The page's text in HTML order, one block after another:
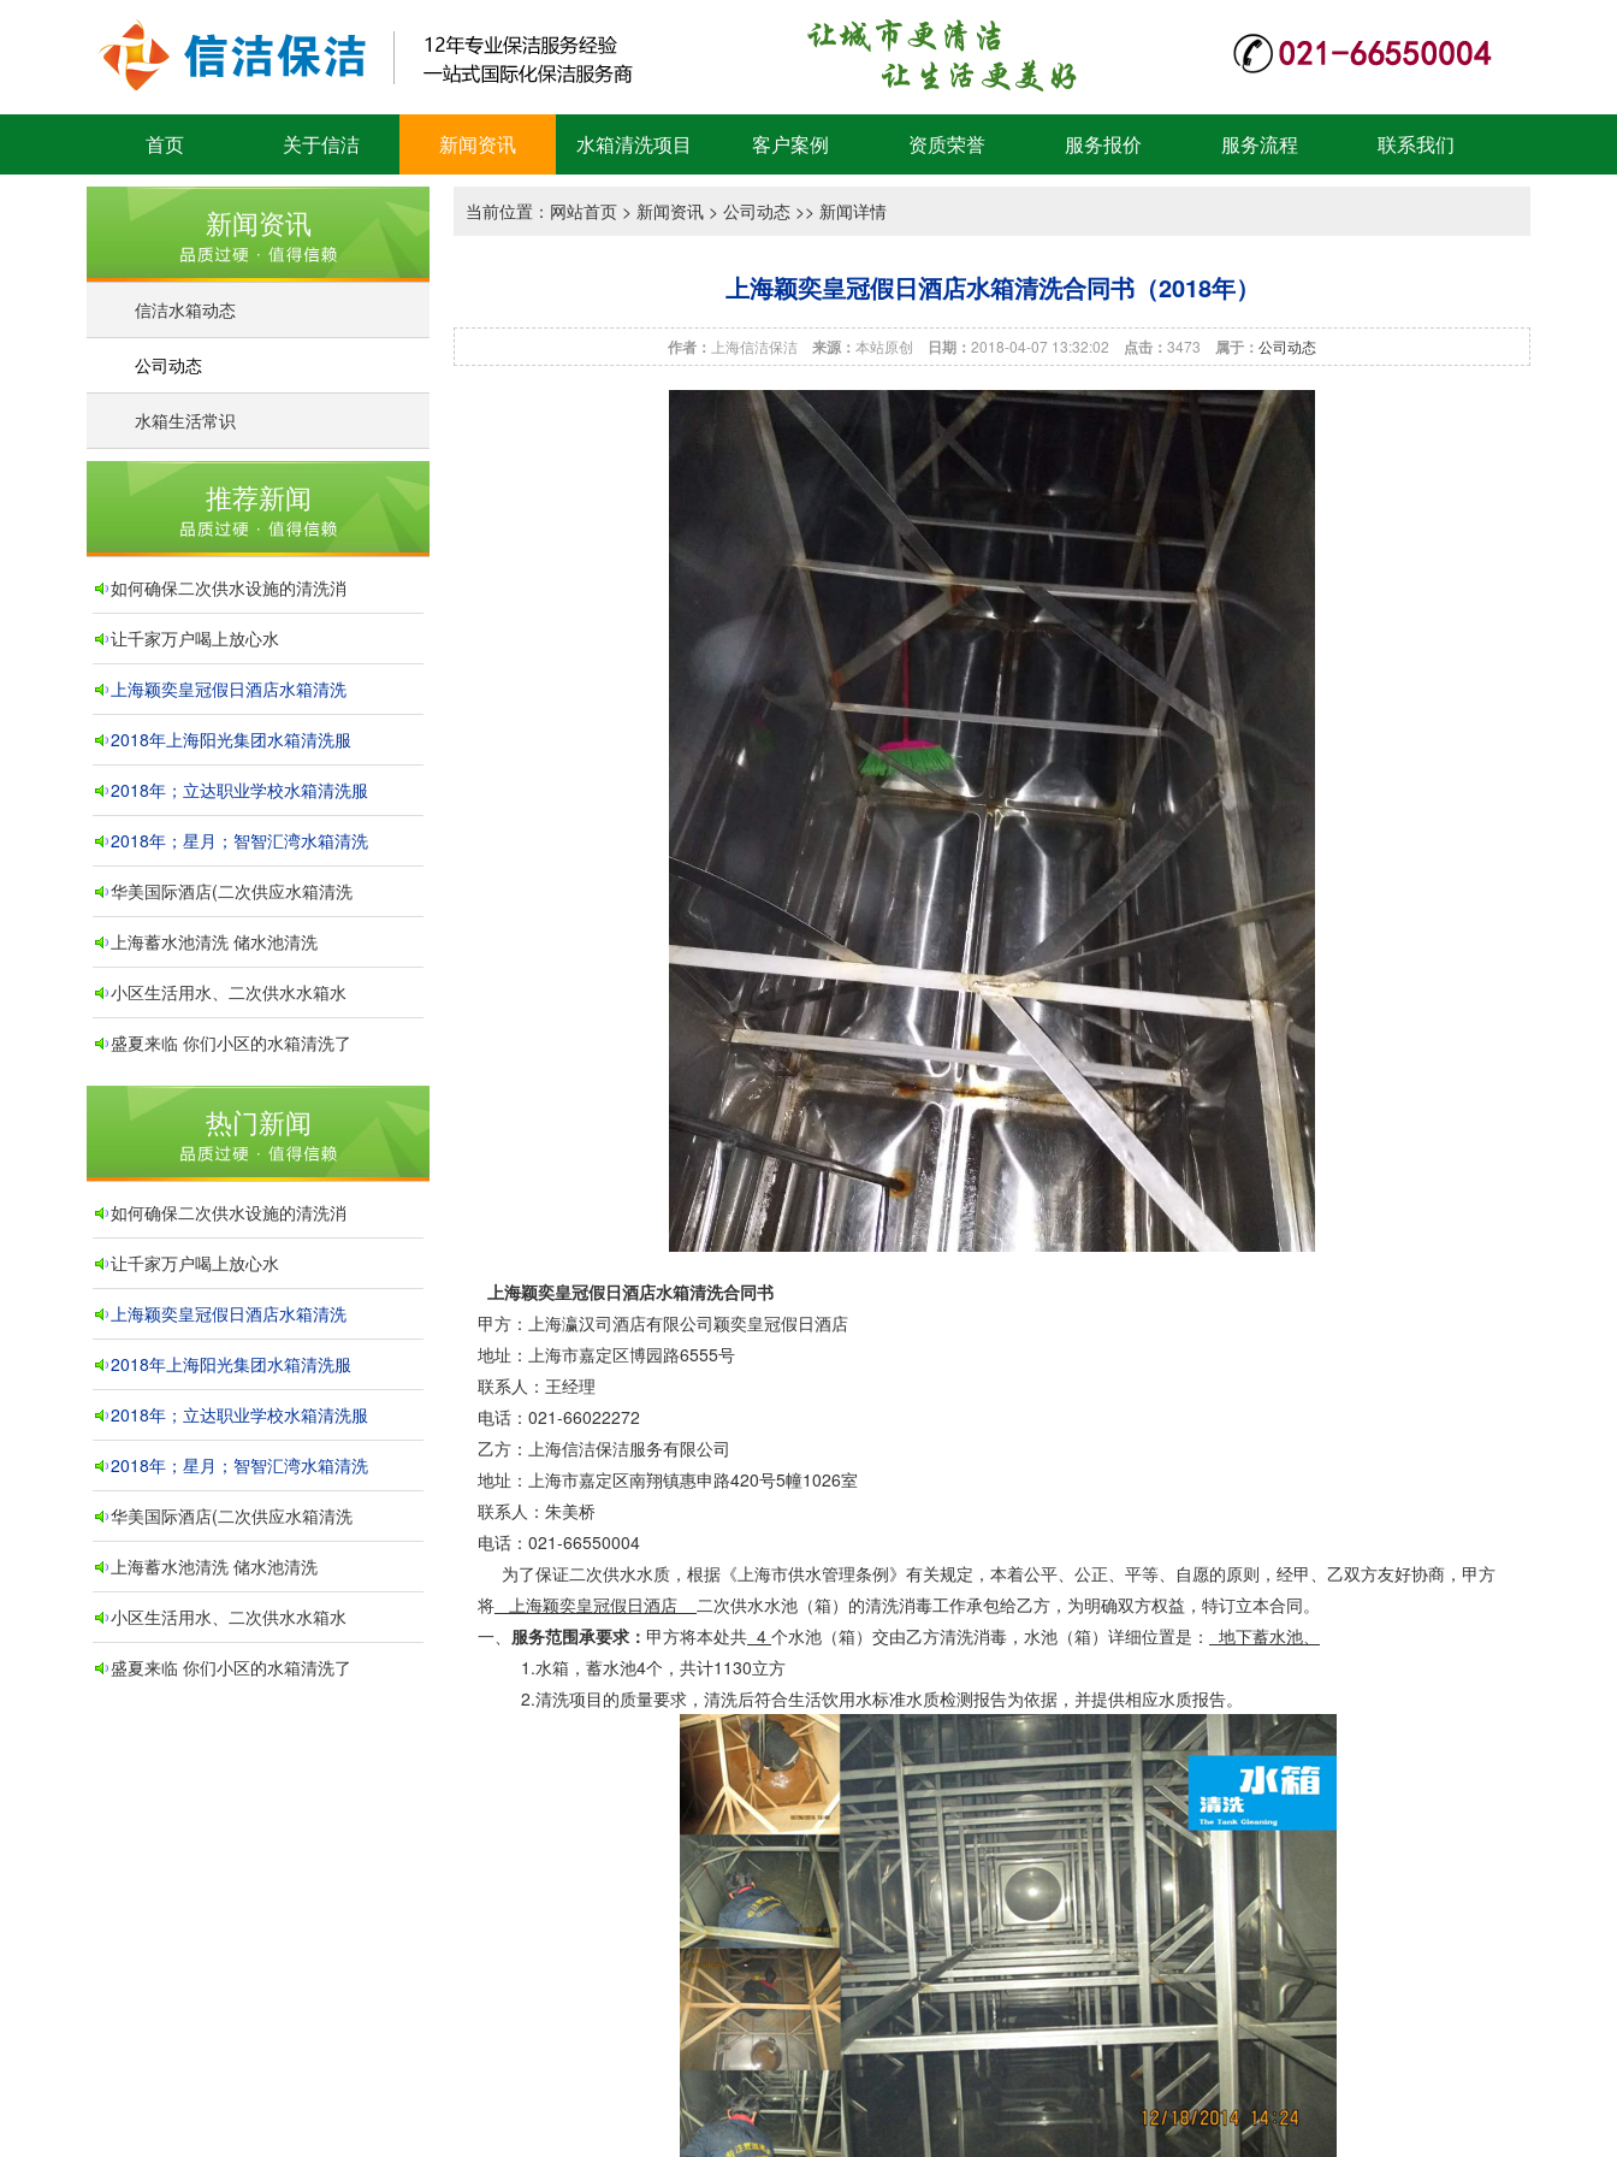
首页 关于信洁 新闻资讯 水箱清洗项目 客户案例 资质荣誉 服务报价 服务流程 联系我们
新闻资讯
信洁水箱动态
公司动态
水箱生活常识
推荐新闻
如何确保二次供水设施的清洗消
让千家万户喝上放心水
上海颖奕皇冠假日酒店水箱清洗
2018年上海阳光集团水箱清洗服
2018年；立达职业学校水箱清洗服
2018年；星月；智智汇湾水箱清洗
华美国际酒店(二次供应水箱清洗
上海蓄水池清洗 储水池清洗
小区生活用水、二次供水水箱水
盛夏来临 你们小区的水箱清洗了
热门新闻
如何确保二次供水设施的清洗消
让千家万户喝上放心水
上海颖奕皇冠假日酒店水箱清洗
2018年上海阳光集团水箱清洗服
2018年；立达职业学校水箱清洗服
2018年；星月；智智汇湾水箱清洗
华美国际酒店(二次供应水箱清洗
上海蓄水池清洗 储水池清洗
小区生活用水、二次供水水箱水
盛夏来临 你们小区的水箱清洗了
当前位置： 网站首页 > 新闻资讯 > 公司动态 >> 新闻详情
上海颖奕皇冠假日酒店水箱清洗合同书（2018年）
作者： 上海信洁保洁 来源： 本站原创 日期： 2018-04-07 13:32:02 点击： 3473 属于： 公司动态
上海颖奕皇冠假日酒店水箱清洗合同书
甲方：上海瀛汉司酒店有限公司颖奕皇冠假日酒店
地址：上海市嘉定区博园路6555号
联系人：王经理
电话： 021-66022272
乙方：上海信洁保洁服务有限公司
地址：上海市嘉定区南翔镇惠申路420号5幢1026室
联系人：朱美桥
电话： 021-66550004
为了保证二次供水水质，根据《上海市供水管理条例》有关规定，本着公平、公正、平等、自愿的原则，经甲、乙双方友好协商，甲方
将 上海颖奕皇冠假日酒店
二次供水水池（箱）的清洗消毒工作承包给乙方，为明确双方权益，特订立本合同。
一、 服务范围承要求 ： 甲方将本处共 4 个水池（箱）交由乙方清洗消毒，水池（箱）详细位置是：
地下蓄水池、
1.水箱，蓄水池4个，共计1130立方
2.清洗项目的质量要求，清洗后符合生活饮用水标准水质检测报告为依据，并提供相应水质报告。